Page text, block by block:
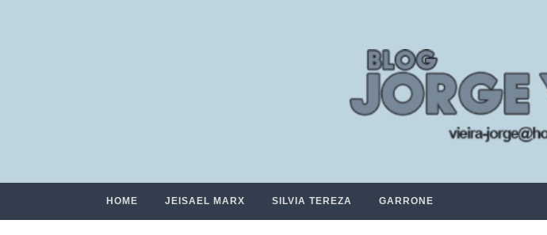
HOME JEISAEL MARX SILVIA TEREZA GARRONE